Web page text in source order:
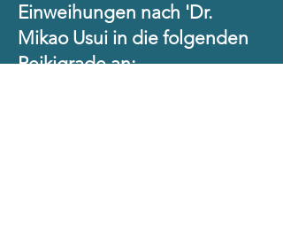
Einweihungen nach 'Dr.
Mikao Usui in die folgenden
Reikigrade an: